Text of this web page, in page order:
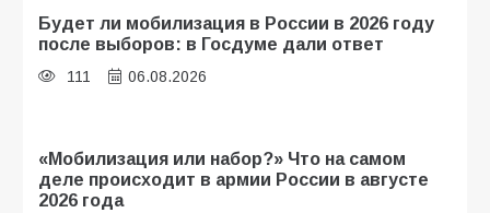
Будет ли мобилизация в России в 2026 году
после выборов: в Госдуме дали ответ
111 06.08.2026
«Мобилизация или набор?» Что на самом
деле происходит в армии России в августе
2026 года